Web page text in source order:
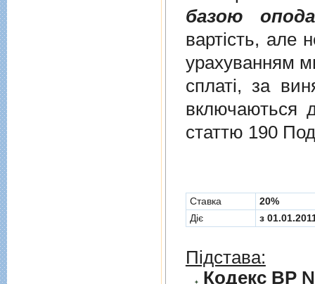
базою
вартість, але
урахуванням
сплаті, за
включаються
статтю 190
Cтавка
20%
Діє
з
Підстава:
Кодекс ВР №